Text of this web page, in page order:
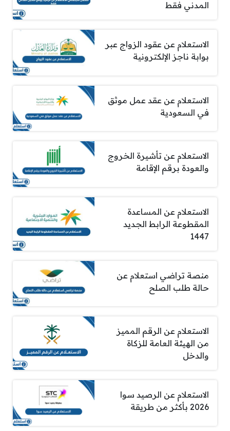
المدني فقط
الاستعلام عن عقود الزواج عبر
بوابة ناجز الإلكترونية
الاستعلام عن عقد عمل موثق
في السعودية
الاستعلام عن تأشيرة الخروج
والعودة برقم الإقامة
الاستعلام عن المساعدة
المقطوعة الرابط الجديد
1447
منصة تراضي استعلام عن
حالة طلب الصلح
الاستعلام عن الرقم المميز
من الهيئة العامة للزكاة
والدخل
الاستعلام عن الرصيد سوا
2026 بأكثر من طريقة